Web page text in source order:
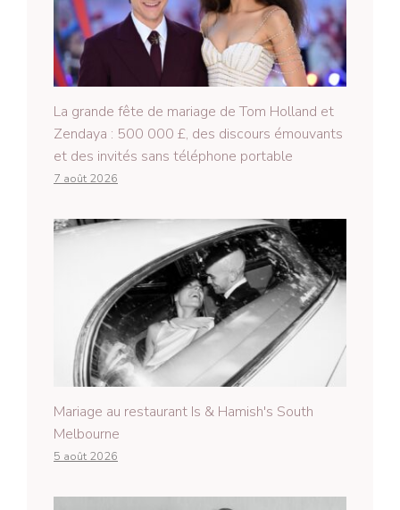
La grande fête de mariage de Tom Holland et
Zendaya : 500 000 £, des discours émouvants
et des invités sans téléphone portable
7 août 2026
Mariage au restaurant Is & Hamish's South
Melbourne
5 août 2026